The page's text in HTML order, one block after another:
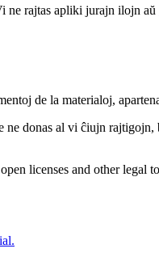
rajtas apliki jurajn ilojn aŭ
de la materialoj,
ne donas al vi ĉiujn
licenses and other legal